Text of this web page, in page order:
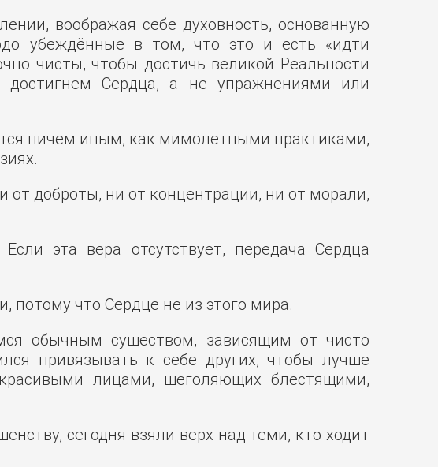
воображая себе духовность, основанную
убеждённые в том, что это и есть «идти
чисты, чтобы достичь великой Реальности
Сердца, а не упражнениями или
ничем иным, как мимолётными практиками,
от доброты, ни от концентрации, ни от морали,
эта вера отсутствует, передача Сердца
потому что Сердце не из этого мира.
обычным существом, зависящим от чисто
привязывать к себе других, чтобы лучше
лицами, щеголяющих блестящими,
сегодня взяли верх над теми, кто ходит